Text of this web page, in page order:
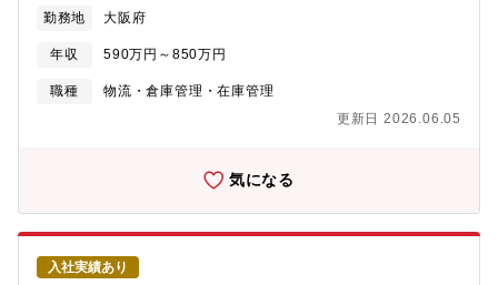
ション提供■高度な貿易物流ノウハウを元に、現状課題を抽出し、
具体的な解決案の策定と運用構築及び関係部門への落とし込みに
ついて、原則として単独で遂行できる役割を期待しています。■中
堅リーダーとして与えられた業務を統括するとともに、上長の補
体的には】■現在進行中の貿易関連システムの構築プロジェクトへ
設計～本番導入までをビジネス部門主担当として実行【具体的項
目】・プロジェクト企画書策定（目論見、スケジュール、推進体
制等）、費用対効果算出＆投資予算の確保、及びPMOとしてのプ
ロジェクト進捗管理・現状課題抽出、業務用件定義・IT仕様検
討、業務プロセス構築・新業務運用現場徹底、ユーザーテスト実
施、本番導入・移行後フォロー■既存の貿易関連システム運営にお
勤務地 大阪府
年収 590万円～850万円
職種
物流・倉庫管理・在庫管理
更新日 2026.06.05
気になる
入社実績あり